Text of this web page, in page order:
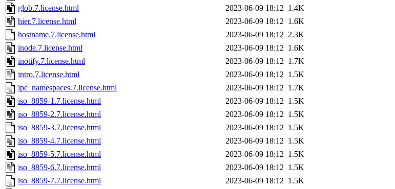
glob.7.license.html
2023-06-09 18:12 1.4K
hier.7.license.html
2023-06-09 18:12 1.6K
hostname.7.license.html
2023-06-09 18:12 2.3K
inode.7.license.html
2023-06-09 18:12 1.6K
inotify.7.license.html
2023-06-09 18:12 1.7K
intro.7.license.html
2023-06-09 18:12 1.5K
ipc_namespaces.7.license.html
2023-06-09 18:12 1.7K
iso_8859-1.7.license.html
2023-06-09 18:12 1.5K
iso_8859-2.7.license.html
2023-06-09 18:12 1.5K
iso_8859-3.7.license.html
2023-06-09 18:12 1.5K
iso_8859-4.7.license.html
2023-06-09 18:12 1.5K
iso_8859-5.7.license.html
2023-06-09 18:12 1.5K
iso_8859-6.7.license.html
2023-06-09 18:12 1.5K
iso_8859-7.7.license.html
2023-06-09 18:12 1.5K